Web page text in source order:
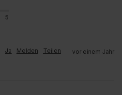
5
Ja Melden Teilen vor einem Jahr